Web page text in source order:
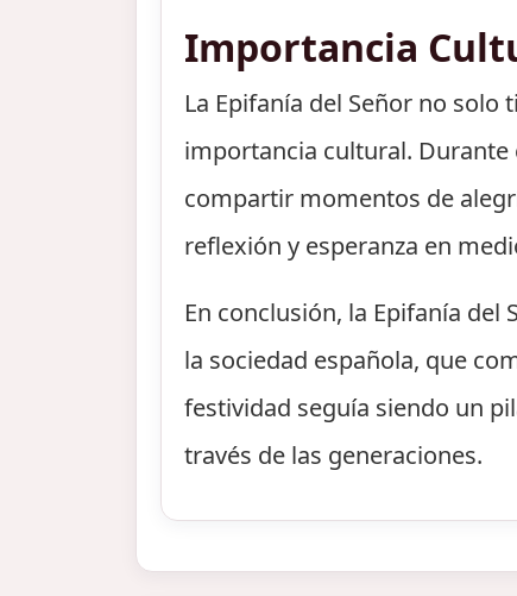
Importancia
La Epifanía del Señor no
importancia cultural. Durante
compartir momentos de
reflexión y esperanza en
En conclusión, la Epifanía del
la sociedad española, que
festividad seguía siendo un
través de las generaciones.